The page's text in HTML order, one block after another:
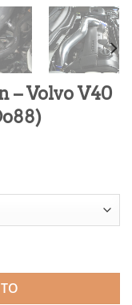
– Volvo V40
V60 V70 S80 07-16